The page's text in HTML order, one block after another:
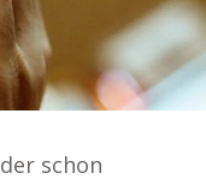
schon